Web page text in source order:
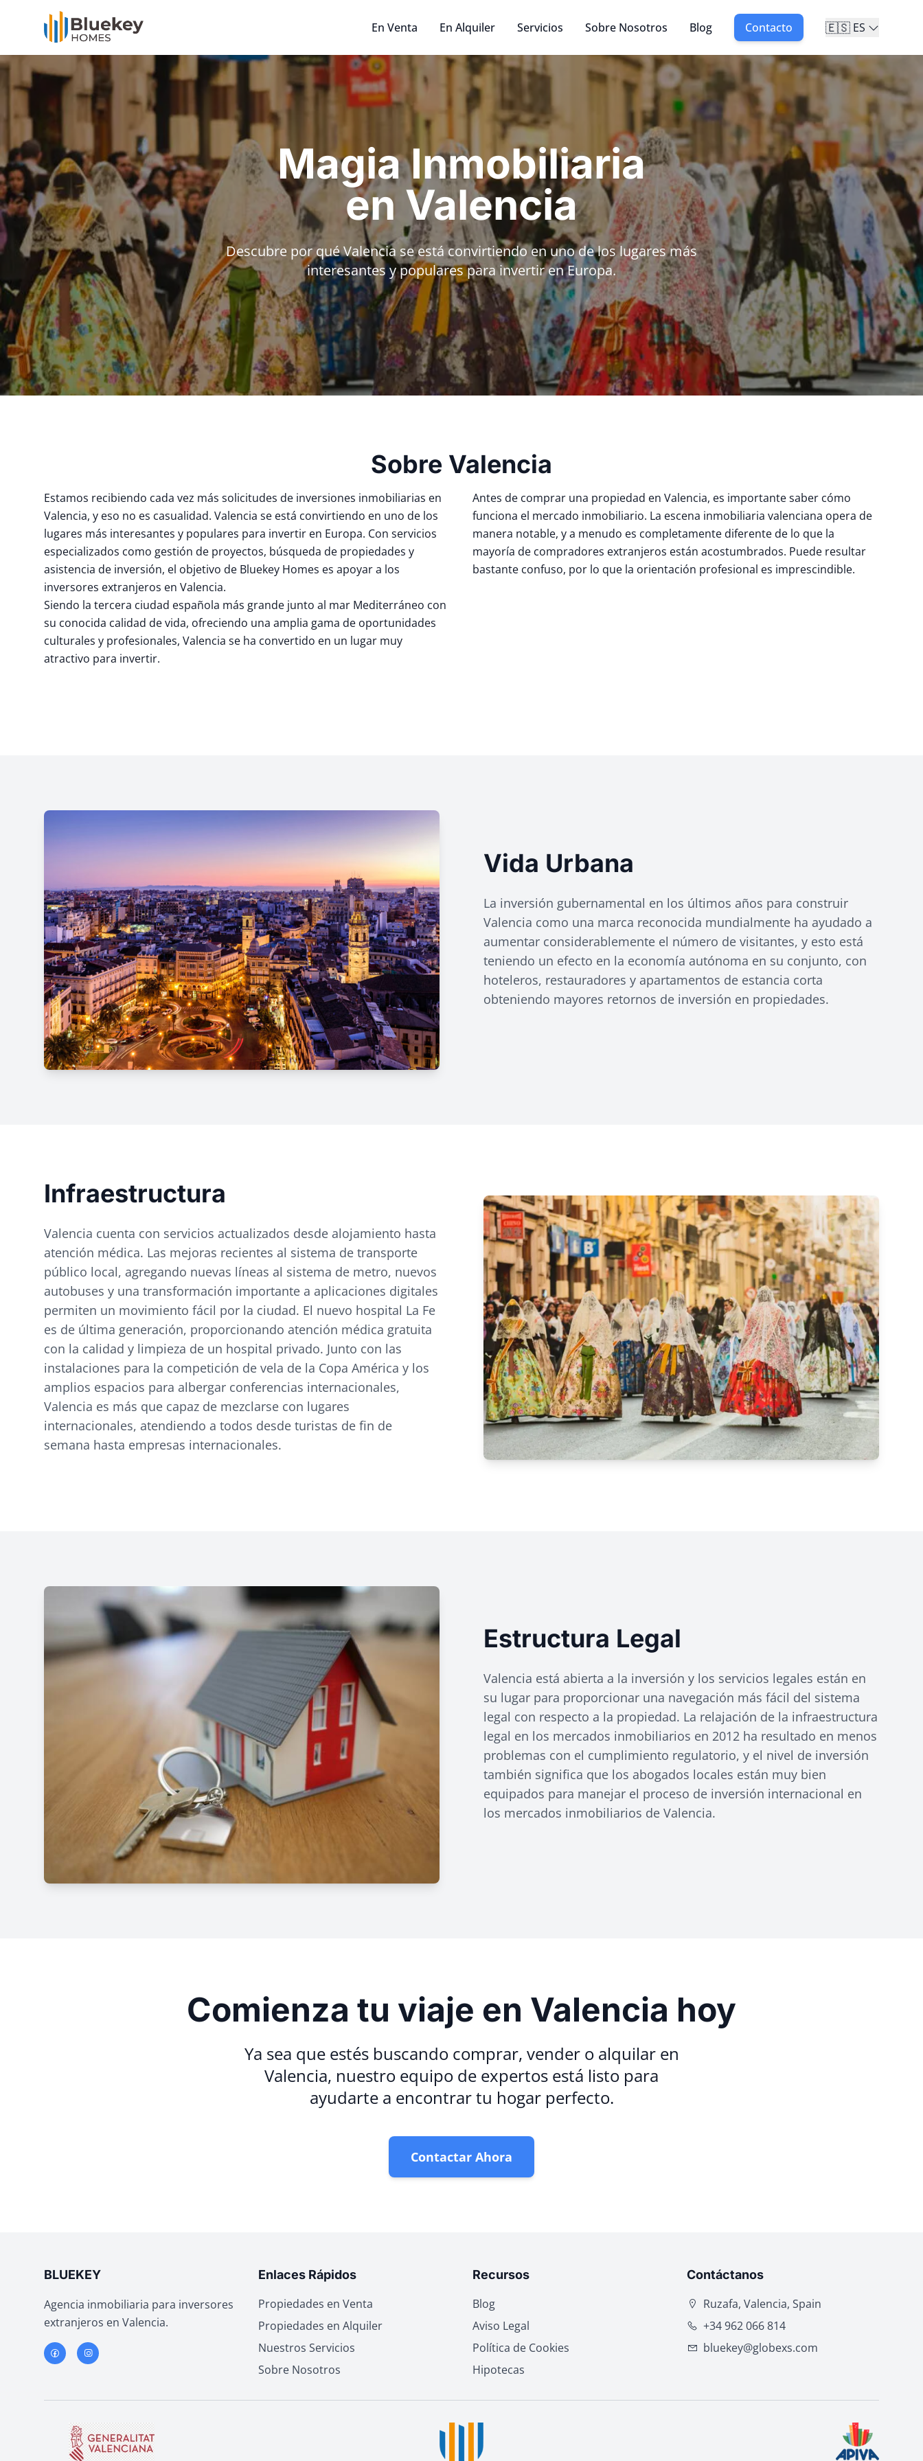
En Venta En Alquiler Servicios Sobre Nosotros Blog Contacto 🇪🇸 ES
Magia Inmobiliaria
en Valencia
Descubre por qué Valencia se está convirtiendo en uno de los lugares más
interesantes y populares para invertir en Europa.
Sobre Valencia
Estamos recibiendo cada vez más solicitudes de inversiones inmobiliarias en
Valencia, y eso no es casualidad. Valencia se está convirtiendo en uno de los
lugares más interesantes y populares para invertir en Europa. Con servicios
especializados como gestión de proyectos, búsqueda de propiedades y
asistencia de inversión, el objetivo de Bluekey Homes es apoyar a los
inversores extranjeros en Valencia.
Siendo la tercera ciudad española más grande junto al mar Mediterráneo con
su conocida calidad de vida, ofreciendo una amplia gama de oportunidades
culturales y profesionales, Valencia se ha convertido en un lugar muy
atractivo para invertir.
Antes de comprar una propiedad en Valencia, es importante saber cómo
funciona el mercado inmobiliario. La escena inmobiliaria valenciana opera de
manera notable, y a menudo es completamente diferente de lo que la
mayoría de compradores extranjeros están acostumbrados. Puede resultar
bastante confuso, por lo que la orientación profesional es imprescindible.
Vida Urbana
La inversión gubernamental en los últimos años para construir
Valencia como una marca reconocida mundialmente ha ayudado a
aumentar considerablemente el número de visitantes, y esto está
teniendo un efecto en la economía autónoma en su conjunto, con
hoteleros, restauradores y apartamentos de estancia corta
obteniendo mayores retornos de inversión en propiedades.
Infraestructura
Valencia cuenta con servicios actualizados desde alojamiento hasta
atención médica. Las mejoras recientes al sistema de transporte
público local, agregando nuevas líneas al sistema de metro, nuevos
autobuses y una transformación importante a aplicaciones digitales
permiten un movimiento fácil por la ciudad. El nuevo hospital La Fe
es de última generación, proporcionando atención médica gratuita
con la calidad y limpieza de un hospital privado. Junto con las
instalaciones para la competición de vela de la Copa América y los
amplios espacios para albergar conferencias internacionales,
Valencia es más que capaz de mezclarse con lugares
internacionales, atendiendo a todos desde turistas de fin de
semana hasta empresas internacionales.
Estructura Legal
Valencia está abierta a la inversión y los servicios legales están en
su lugar para proporcionar una navegación más fácil del sistema
legal con respecto a la propiedad. La relajación de la infraestructura
legal en los mercados inmobiliarios en 2012 ha resultado en menos
problemas con el cumplimiento regulatorio, y el nivel de inversión
también significa que los abogados locales están muy bien
equipados para manejar el proceso de inversión internacional en
los mercados inmobiliarios de Valencia.
Comienza tu viaje en Valencia hoy
Ya sea que estés buscando comprar, vender o alquilar en
Valencia, nuestro equipo de expertos está listo para
ayudarte a encontrar tu hogar perfecto.
Contactar Ahora
BLUEKEY
Agencia inmobiliaria para inversores
extranjeros en Valencia.
Enlaces Rápidos
Propiedades en Venta
Propiedades en Alquiler
Nuestros Servicios
Sobre Nosotros
Recursos
Blog
Aviso Legal
Política de Cookies
Hipotecas
Contáctanos
Ruzafa, Valencia, Spain
+34 962 066 814
bluekey@globexs.com